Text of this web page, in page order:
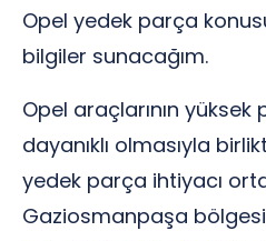
Opel yedek parça
bilgiler sunacağım.
Opel araçlarının yüksek
dayanıklı olmasıyla
yedek parça ihtiyacı
Gaziosmanpaşa